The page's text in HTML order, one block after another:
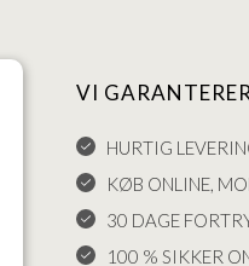
VI GARANTERER
HURTIG
KØB ONLINE,
30 DAGE
100 % SIKKER